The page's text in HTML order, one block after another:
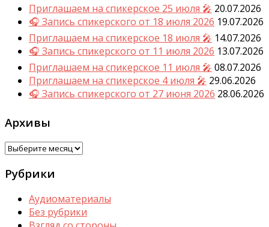
Приглашаем на спикерское 25 июля 🎤 20.07.2026
🎧 Запись спикерского от 18 июля 2026 19.07.2026
Приглашаем на спикерское 18 июля 🎤 14.07.2026
🎧 Запись спикерского от 11 июля 2026 13.07.2026
Приглашаем на спикерское 11 июля 🎤 08.07.2026
Приглашаем на спикерское 4 июля 🎤 29.06.2026
🎧 Запись спикерского от 27 июня 2026 28.06.2026
Архивы
Архивы
Рубрики
Аудиоматериалы
Без рубрики